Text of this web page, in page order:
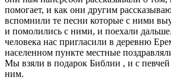
помогает, и как они другим
вспомнили те песни которые с ними
и помолились с ними, и поехали
человека нас пригласили в деревню
населенном пункте местные
Мы взяли в подарок Библии , и с
ним.